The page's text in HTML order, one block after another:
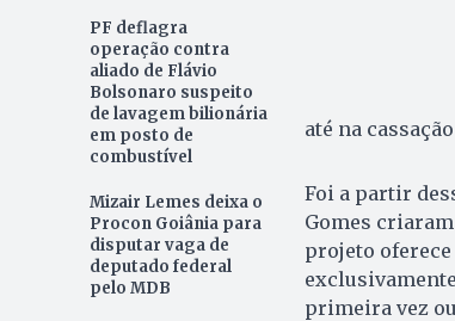
PF deflagra
operação contra
aliado de Flávio
Bolsonaro suspeito
de lavagem bilionária
em posto de
combustível
Mizair Lemes deixa o
Procon Goiânia para
disputar vaga de
deputado federal
pelo MDB
até na
Foi a partir
Gomes
projeto
primeira vez